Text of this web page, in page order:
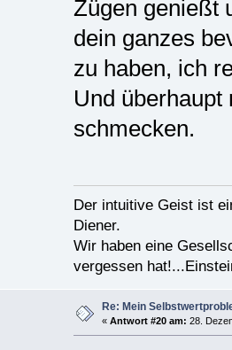
Zügen genießt
dein ganzes
zu haben, ich
Und überhaupt
schmecken.
Der intuitive Geist ist
Diener.
Wir haben eine
vergessen
Re: Mein
« Antwort #20 am: 28.